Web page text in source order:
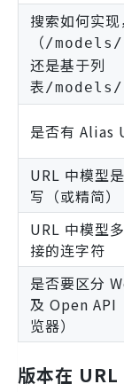
搜索如何实
（/
还是基于列
表/models/
是否有 Alias
URL 中模型
写（或精简）
URL 中模型
接的连字符
是否要区分
及 Open API
览器）
版本在 URL